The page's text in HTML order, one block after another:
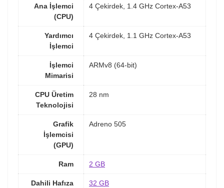
Ana İşlemci
(CPU)
4 Çekirdek, 1.4 GHz Cortex-A53
Yardımcı
İşlemci
4 Çekirdek, 1.1 GHz Cortex-A53
İşlemci
Mimarisi
ARMv8 (64-bit)
CPU Üretim
Teknolojisi
28 nm
Grafik
İşlemcisi
(GPU)
Adreno 505
Ram 2 GB
Dahili Hafıza 32 GB